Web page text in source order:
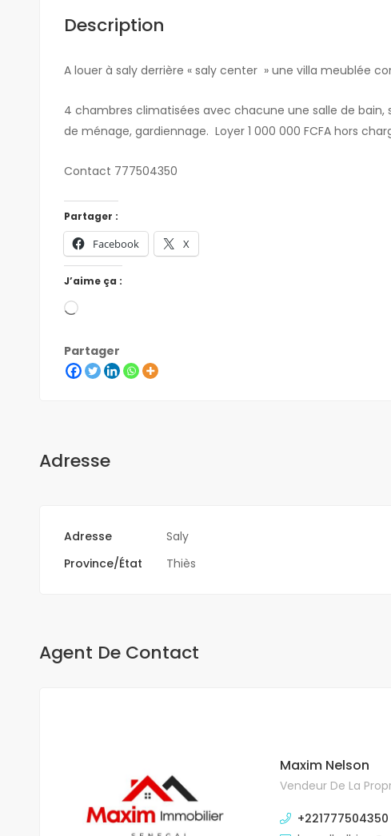
Description
A louer à saly derrière « saly center » une villa meublée
4 chambres climatisées avec chacune une salle de bain,
de ménage, gardiennage. Loyer 1 000 000 FCFA hors
Contact 777504350
Partager :
Facebook X
J’aime ça :
Partager
Adresse
Adresse
Saly
Province/État
Thiès
Agent De Contact
Maxim Nelson
Vendeur De La
+221777504350